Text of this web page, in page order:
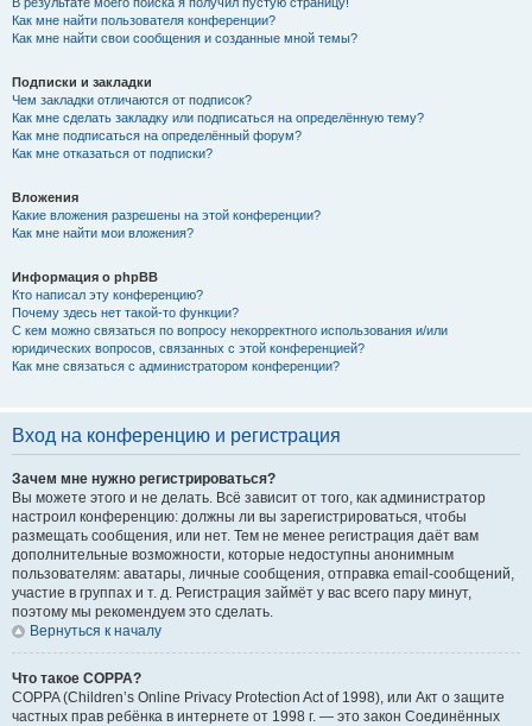
Как мне найти пользователя конференции?
Как мне найти свои сообщения и созданные мной темы?
Подписки и закладки
Чем закладки отличаются от подписок?
Как мне сделать закладку или подписаться на определённую тему?
Как мне подписаться на определённый форум?
Как мне отказаться от подписки?
Вложения
Какие вложения разрешены на этой конференции?
Как мне найти мои вложения?
Информация о phpBB
Кто написал эту конференцию?
Почему здесь нет такой-то функции?
С кем можно связаться по вопросу некорректного использования и/или
юридических вопросов, связанных с этой конференцией?
Как мне связаться с администратором конференции?
Вход на конференцию и регистрация
Зачем мне нужно регистрироваться?
Вы можете этого и не делать. Всё зависит от того, как администратор
настроил конференцию: должны ли вы зарегистрироваться, чтобы
размещать сообщения, или нет. Тем не менее регистрация даёт вам
дополнительные возможности, которые недоступны анонимным
пользователям: аватары, личные сообщения, отправка email-сообщений,
участие в группах и т. д. Регистрация займёт у вас всего пару минут,
поэтому мы рекомендуем это сделать.
Вернуться к началу
Что такое COPPA?
COPPA (Children’s Online Privacy Protection Act of 1998), или Акт о защите
частных прав ребёнка в интернете от 1998 г. — это закон Соединённых